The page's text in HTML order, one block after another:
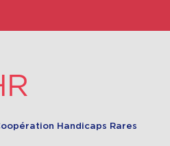
Handicaps Rares